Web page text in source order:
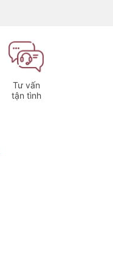
Tư vấn
tận tình